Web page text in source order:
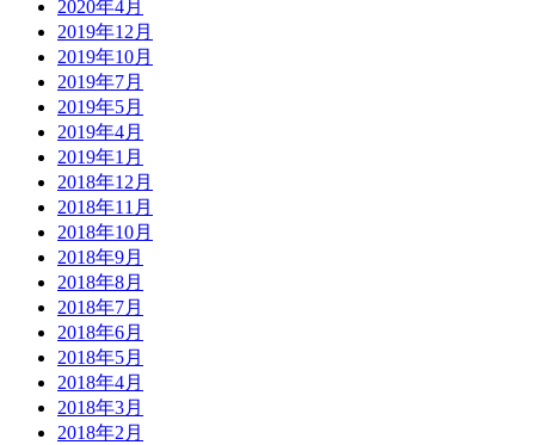
2020年4月
2019年12月
2019年10月
2019年7月
2019年5月
2019年4月
2019年1月
2018年12月
2018年11月
2018年10月
2018年9月
2018年8月
2018年7月
2018年6月
2018年5月
2018年4月
2018年3月
2018年2月